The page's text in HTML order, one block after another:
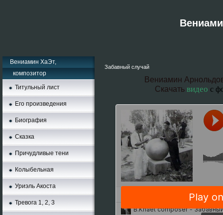
Вениамин ХаЭт,
композитор
Титульный лист
Его произведения
Биография
Сказка
Причудливые тени
Колыбельная
Уриэль Акоста
Тревога 1, 2, 3
Забавный случай
Вениамин
Скачать видеo с